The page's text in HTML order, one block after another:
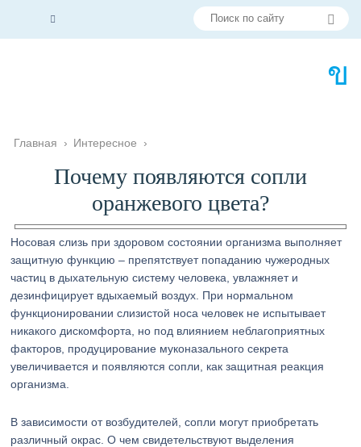
Главная › Интересное ›
Почему появляются сопли
оранжевого цвета?
Носовая слизь при здоровом состоянии организма выполняет
защитную функцию – препятствует попаданию чужеродных
частиц в дыхательную систему человека, увлажняет и
дезинфицирует вдыхаемый воздух. При нормальном
функционировании слизистой носа человек не испытывает
никакого дискомфорта, но под влиянием неблагоприятных
факторов, продуцирование муконазального секрета
увеличивается и появляются сопли, как защитная реакция
организма.
В зависимости от возбудителей, сопли могут приобретать
различный окрас. О чем свидетельствуют выделения